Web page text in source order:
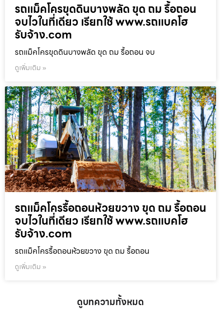
รถแม็คโครขุดดินบางพลัด ขุด ถม รื้อถอน
จบไวในที่เดียว เรียกใช้ www.รถแบคโฮ
รับจ้าง.com
รถแม็คโครขุดดินบางพลัด ขุด ถม รื้อถอน จบ
ดูเพิ่มเติม »
รถแม็คโครรื้อถอนห้วยขวาง ขุด ถม รื้อถอน
จบไวในที่เดียว เรียกใช้ www.รถแบคโฮ
รับจ้าง.com
รถแม็คโครรื้อถอนห้วยขวาง ขุด ถม รื้อถอน
ดูเพิ่มเติม »
ดูบทความทั้งหมด